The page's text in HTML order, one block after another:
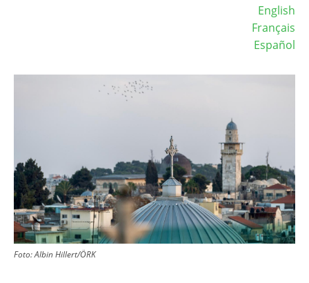
English
Français
Español
Foto:Albin Hillert/ÖRK